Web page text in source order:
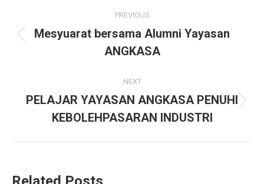
navigation
PREVIOUS
Previous
post:
Mesyuarat bersama Alumni Yayasan
ANGKASA
NEXT
Next
post:
PELAJAR YAYASAN ANGKASA PENUHI
KEBOLEHPASARAN INDUSTRI